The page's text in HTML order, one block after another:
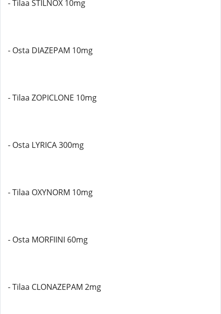
- Tilaa STILNOX 10mg
- Osta DIAZEPAM 10mg
- Tilaa ZOPICLONE 10mg
- Osta LYRICA 300mg
- Tilaa OXYNORM 10mg
- Osta MORFIINI 60mg
- Tilaa CLONAZEPAM 2mg